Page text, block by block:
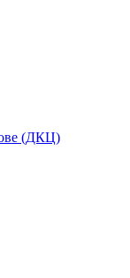
(ДКЦ)